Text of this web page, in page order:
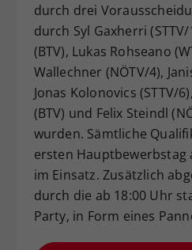
durch drei
durch Syl Gaxherri
(BTV), Lukas Rohseano
Wallechner (NÖTV/4),
Jonas Kolonovics (STTV/
(BTV) und Felix Steindl
wurden. Sämtliche
ersten Hauptbewerbstag
im Einsatz. Zusätzlich
durch die ab 18:00 Uhr
Party, in Form eines